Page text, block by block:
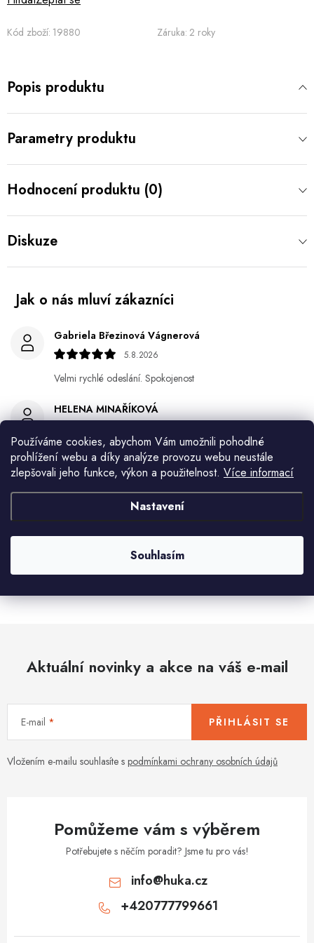
Používáme cookies, abychom Vám umožnili pohodlné
prohlížení webu a díky analýze provozu webu neustále
zlepšovali jeho funkce, výkon a použitelnost. Více informací
Nastavení
Souhlasím
Kód zboží: 19880 Záruka: 2 roky
Popis produktu
Parametry produktu
Hodnocení produktu (0)
Diskuze
Gabriela Březinová Vágnerová
5.8.2026
Velmi rychlé odeslání. Spokojenost
HELENA MINAŘÍKOVÁ
Je sice větší ale vypadá dobře
Ivana Mimrackova
4.8.2026
2.8.2026
Zobrazit další hodnocení
Aktuální novinky a akce na váš e-mail
E-mail
Vložením e-mailu souhlasíte s podmínkami ochrany osobních údajů
PŘIHLÁSIT SE
Pomůžeme vám s výběrem
Potřebujete s něčím poradit? Jsme tu pro vás!
info@huka.cz
+420777799661